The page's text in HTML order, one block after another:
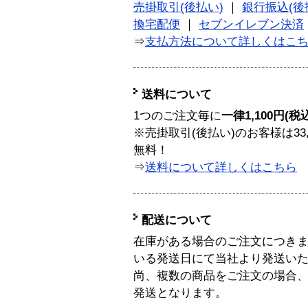
売掛取引(後払い)
銀行振込(後
換宅配便
セブンイレブン決済
⇒支払方法について詳しくはこ
送料について
1つのご注文毎に一律1,100円(税
※売掛取引(後払い)のお客様は
無料！
⇒送料について詳しくはこちら
配送について
在庫がある場合のご注文につき
いる発送日にて当社より発送い
尚、複数の商品をご注文の場合
発送となります。